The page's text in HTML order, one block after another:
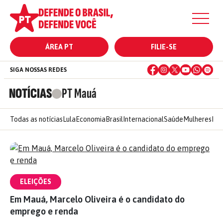
ÁREA PT FILIE-SE
NOTÍCIAS PT Mauá
SIGA NOSSAS REDES
Todas as notícias Lula Economia Brasil InternacionalSaúde Mulheres
ELEIÇÕES
Em Mauá, Marcelo Oliveira é o candidato do
emprego e renda